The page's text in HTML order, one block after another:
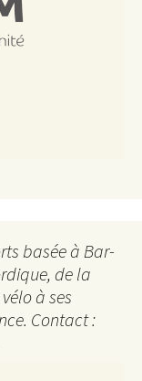
basée à Bar-
de la
à ses
Contact :